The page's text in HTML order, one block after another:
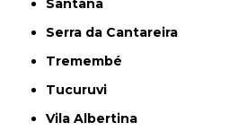
Santana
Serra da Cantareira
Tremembé
Tucuruvi
Vila Albertina